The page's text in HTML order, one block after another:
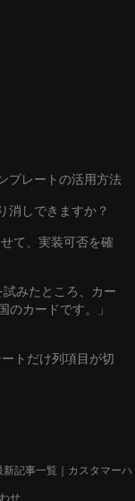
プレートの活用方法
消しできますか？
て、実装可否を確
みたところ、カー
のカードです。」
トだけ列項目が切
新記事一覧 ｜ カスタマーハ
せ